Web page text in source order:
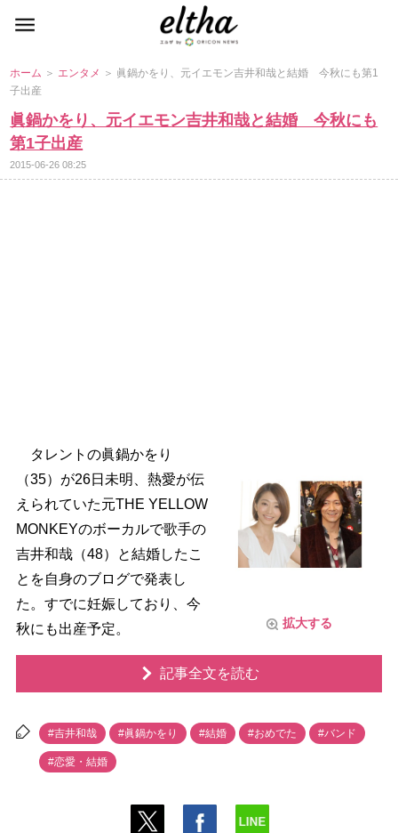
ホーム ＞ エンタメ ＞ 眞鍋かをり、元イエモン吉井和哉と結婚 今秋にも第1
子出産
眞鍋かをり、元イエモン吉井和哉と結婚 今秋にも
第1子出産
2015-06-26 08:25
拡大する
タレントの眞鍋かをり
（35）が26日未明、熱愛が伝
えられていた元THE YELLOW
MONKEYのボーカルで歌手の
吉井和哉（48）と結婚したこ
とを自身のブログで発表し
た。すでに妊娠しており、今
秋にも出産予定。
記事全文を読む
#吉井和哉 #眞鍋かをり #結婚 #おめでた #バンド
#恋愛・結婚